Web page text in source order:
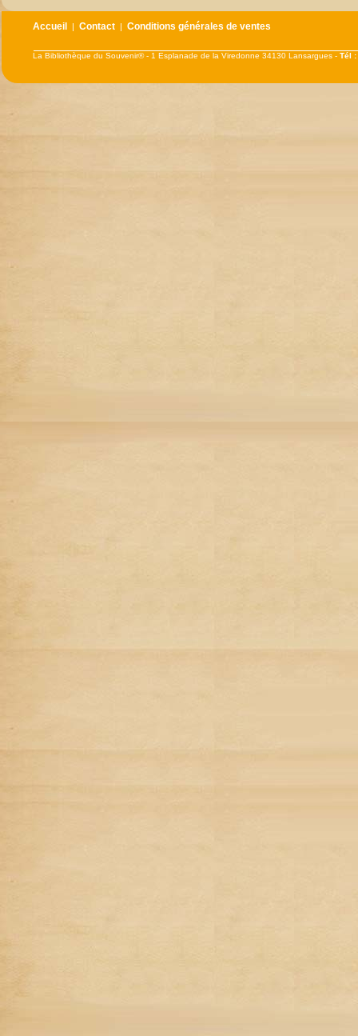
Accueil |Contact |Conditions générales de ventes
La Bibliothèque du Souvenir® - 1 Esplanade de la Viredonne 34130 Lansargues -Tél